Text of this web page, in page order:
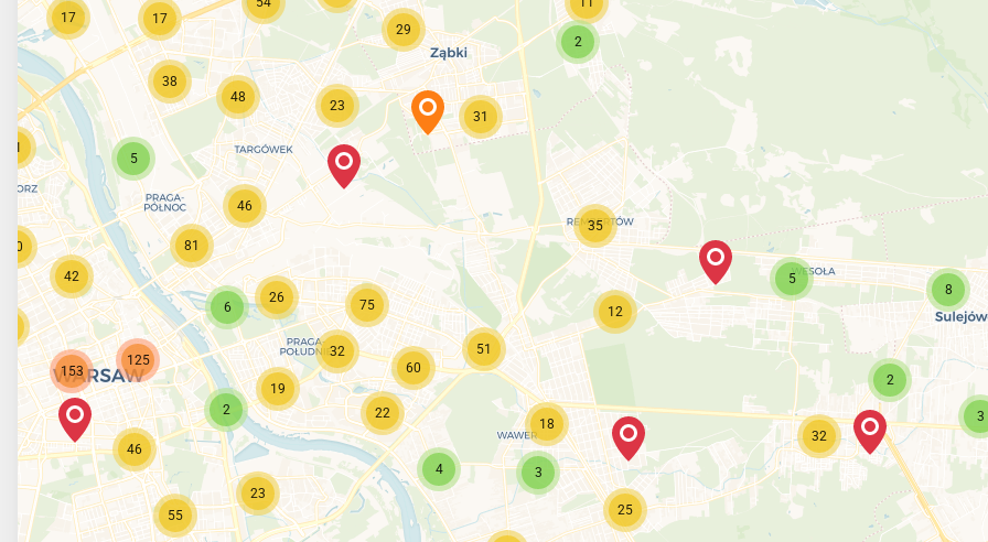
2
29
5
8
23
12
2
48
17
18 3
3
26
32
22
25
4
6
19
2
21
42
35
31
51
75
38
32
46
60
5
81
17
23
125
90
46
55
153